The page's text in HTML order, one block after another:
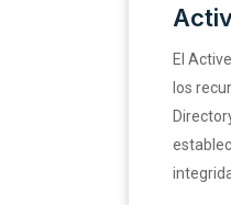
El
los